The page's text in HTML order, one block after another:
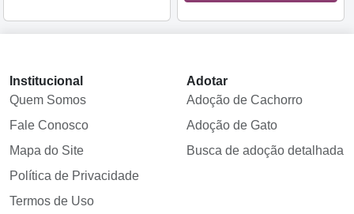
Institucional
Quem Somos
Fale Conosco
Mapa do Site
Política de Privacidade
Termos de Uso
Adotar
Adoção de Cachorro
Adoção de Gato
Busca de adoção detalhada